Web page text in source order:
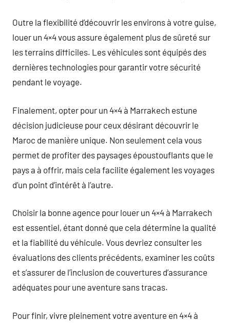
Outre la flexibilité d’découvrir les environs à votre guise,
louer un 4×4 vous assure également plus de sûreté sur
les terrains difficiles. Les véhicules sont équipés des
dernières technologies pour garantir votre sécurité
pendant le voyage.
Finalement, opter pour un 4×4 à Marrakech estune
décision judicieuse pour ceux désirant découvrir le
Maroc de manière unique. Non seulement cela vous
permet de profiter des paysages époustouflants que le
pays a à offrir, mais cela facilite également les voyages
d’un point d’intérêt à l’autre.
Choisir la bonne agence pour louer un 4×4 à Marrakech
est essentiel, étant donné que cela détermine la qualité
et la fiabilité du véhicule. Vous devriez consulter les
évaluations des clients précédents, examiner les coûts
et s’assurer de l’inclusion de couvertures d’assurance
adéquates pour une aventure sans tracas.
Pour finir, vivre pleinement votre aventure en 4×4 à